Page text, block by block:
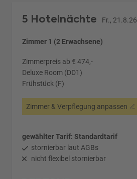
5 Hotelnächte Fr., 21.8.26
Zimmer 1 (2 Erwachsene)
Zimmerpreis ab € 474,-
Deluxe Room (DD1)
Frühstück (F)
Zimmer & Verpflegung anpassen
gewählter Tarif: Standardtarif
stornierbar laut AGBs
nicht flexibel stornierbar